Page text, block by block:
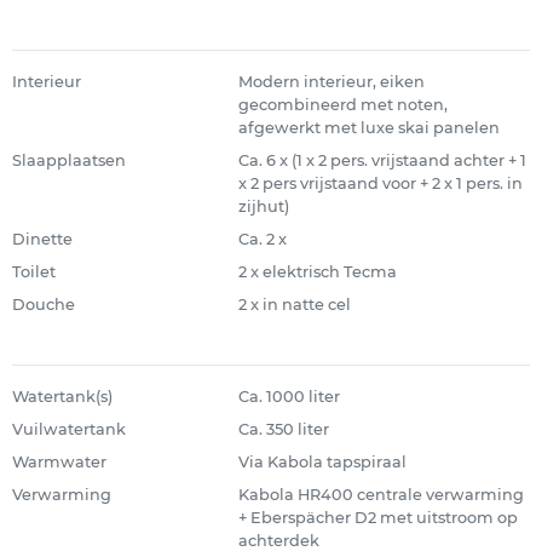
Interieur
Modern interieur, eiken
gecombineerd met noten,
afgewerkt met luxe skai panelen
Slaapplaatsen
Ca. 6 x (1 x 2 pers. vrijstaand achter + 1
x 2 pers vrijstaand voor + 2 x 1 pers. in
zijhut)
Dinette
Ca. 2 x
Toilet
2 x elektrisch Tecma
Douche
2 x in natte cel
Watertank(s)
Ca. 1000 liter
Vuilwatertank
Ca. 350 liter
Warmwater
Via Kabola tapspiraal
Verwarming
Kabola HR400 centrale verwarming
+ Eberspächer D2 met uitstroom op
achterdek